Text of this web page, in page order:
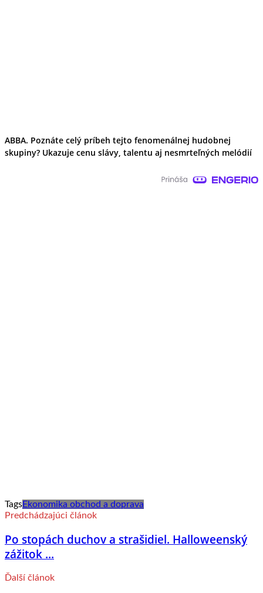
ABBA. Poznáte celý príbeh tejto fenomenálnej hudobnej
skupiny? Ukazuje cenu slávy, talentu aj nesmrteľných melódií
TagsEkonomika obchod a doprava
Predchádzajúci článok
Po stopách duchov a strašidiel. Halloweenský
zážitok ...
Ďalší článok